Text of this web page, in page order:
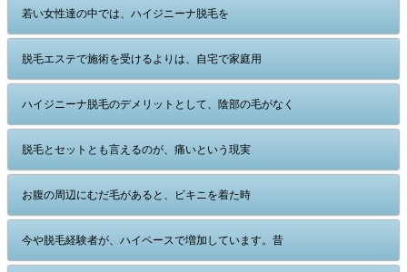
若い女性達の中では、ハイジニーナ脱毛を
脱毛エステで施術を受けるよりは、自宅で家庭用
ハイジニーナ脱毛のデメリットとして、陰部の毛がなく
脱毛とセットとも言えるのが、痛いという現実
お腹の周辺にむだ毛があると、ビキニを着た時
今や脱毛経験者が、ハイペースで増加しています。昔